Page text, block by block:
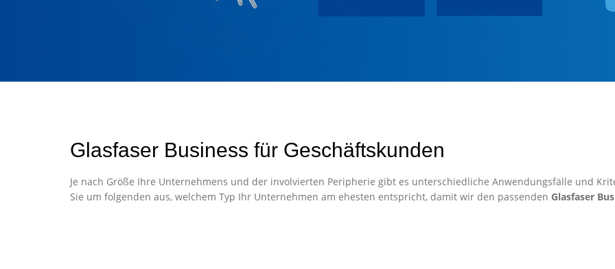
Glasfaser Business für Geschäftskunden
Je nach Größe Ihre Unternehmens und der involvierten Peripherie gibt es unterschiedliche Anwendungsfälle und
Sie um folgenden aus, welchem Typ Ihr Unternehmen am ehesten entspricht, damit wir den passenden Glasfaser